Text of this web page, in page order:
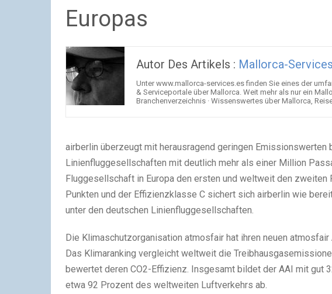
Europas
Autor Des Artikels : Mallorca-
Unter www.mallorca-services.es finden Sie eines der
& Serviceportale über Mallorca. Weit mehr als nur ein
Branchenverzeichnis · Wissenswertes über Mallorca,
airberlin überzeugt mit herausragend geringen Emissionswerten
Linienfluggesellschaften mit deutlich mehr als einer Million
Fluggesellschaft in Europa den ersten und weltweit den
Punkten und der Effizienzklasse C sichert sich airberlin wie
unter den deutschen Linienfluggesellschaften.
Die Klimaschutzorganisation atmosfair hat ihren neuen
Das Klimaranking vergleicht weltweit die
bewertet deren CO2-Effizienz. Insgesamt bildet der AAI mit gut
etwa 92 Prozent des weltweiten Luftverkehrs ab.